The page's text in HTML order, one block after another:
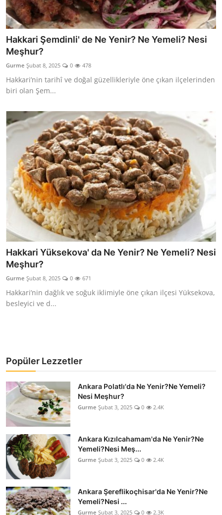
Hakkari Şemdinli' de Ne Yenir? Ne Yemeli? Nesi
Meşhur?
Gurme Şubat 8, 2025 0 478
Hakkari’nin tarihî ve doğal güzellikleriyle öne çıkan ilçelerinden
biri olan Şem...
Hakkari Yüksekova' da Ne Yenir? Ne Yemeli? Nesi
Meşhur?
Gurme Şubat 8, 2025 0 671
Hakkari’nin dağlık ve soğuk iklimiyle öne çıkan ilçesi Yüksekova,
besleyici ve d...
Popüler Lezzetler
Ankara Polatlı'da Ne Yenir?Ne Yemeli?
Nesi Meşhur?
Gurme Şubat 3, 2025 0 2.4K
Ankara Kızılcahamam'da Ne Yenir?Ne
Yemeli?Nesi Meş...
Gurme Şubat 3, 2025 0 2.4K
Ankara Şereflikoçhisar'da Ne Yenir?Ne
Yemeli?Nesi ...
Gurme Şubat 3, 2025 0 2.3K